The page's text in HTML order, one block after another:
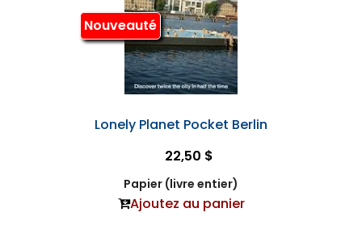
Nouveauté
Lonely Planet Pocket Berlin
22,50 $
Papier (livre entier)
Ajoutez au panier